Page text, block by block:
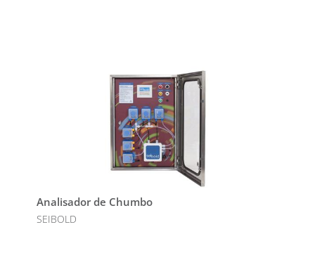
Analisador de Chumbo
SEIBOLD